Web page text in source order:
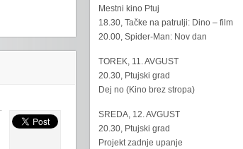
Mestni kino Ptuj
18.30, Tačke na patrulji: Dino – film
20.00, Spider-Man: Nov dan
TOREK, 11. AVGUST
20.30, Ptujski grad
Dej no (Kino brez stropa)
SREDA, 12. AVGUST
20.30, Ptujski grad
Projekt zadnje upanje